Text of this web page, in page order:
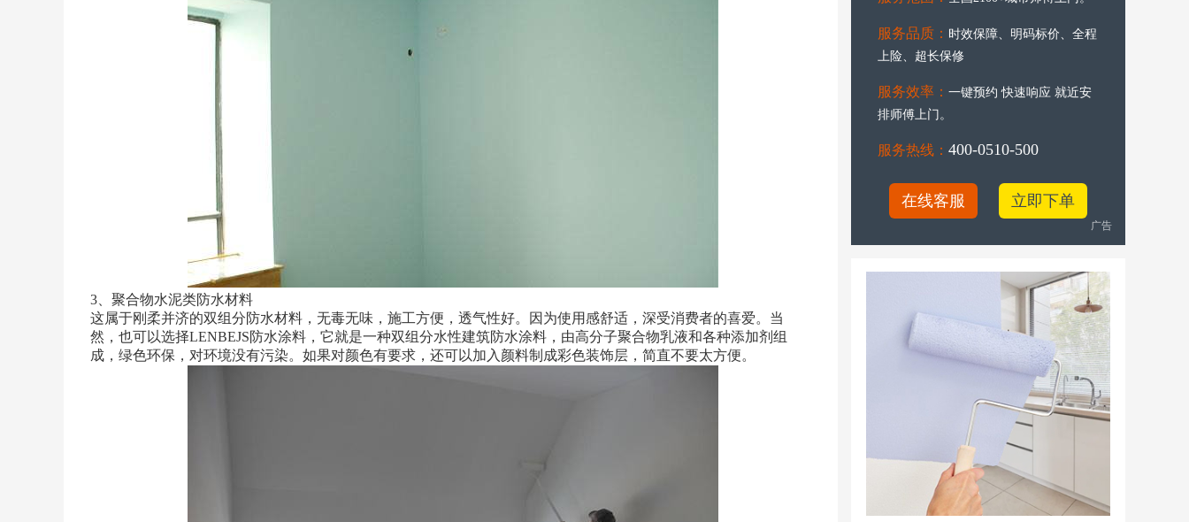
3、聚合物水泥类防水材料
这属于刚柔并济的双组分防水材料，无毒无味，施工方便，透气性好。因为使用感舒适，深受消费者的喜爱。当
然，也可以选择LENBEJS防水涂料，它就是一种双组分水性建筑防水涂料，由高分子聚合物乳液和各种添加剂组
成，绿色环保，对环境没有污染。如果对颜色有要求，还可以加入颜料制成彩色装饰层，简直不要太方便。
服务品质： 时效保障、明码标价、全程
上险、超长保修
服务效率： 一键预约 快速响应 就近安
排师傅上门。
服务热线： 400-0510-500
在线客服 立即下单
广告